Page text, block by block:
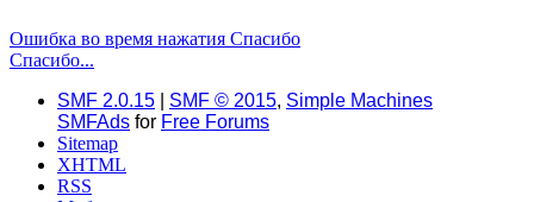
Ошибка во время нажатия Спасибо
Спасибо...
SMF 2.0.15
SMF © 2015, Simple Machines
SMFAds for Free Forums
Sitemap
XHTML
RSS